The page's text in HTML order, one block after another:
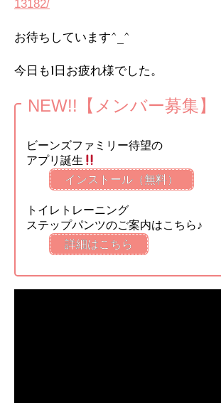
13182/
お待ちしています^_^
今日も1日お疲れ様でした。
NEW!!【メンバー募集】
ビーンズファミリー待望の
アプリ誕生
インストール（無料）
トイレトレーニング
ステップパンツのご案内はこちら♪
詳細はこちら